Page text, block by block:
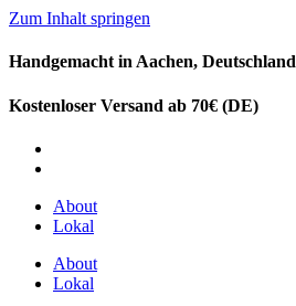
Zum Inhalt springen
Handgemacht in Aachen, Deutschland
Kostenloser Versand ab 70€ (DE)
About
Lokal
About
Lokal